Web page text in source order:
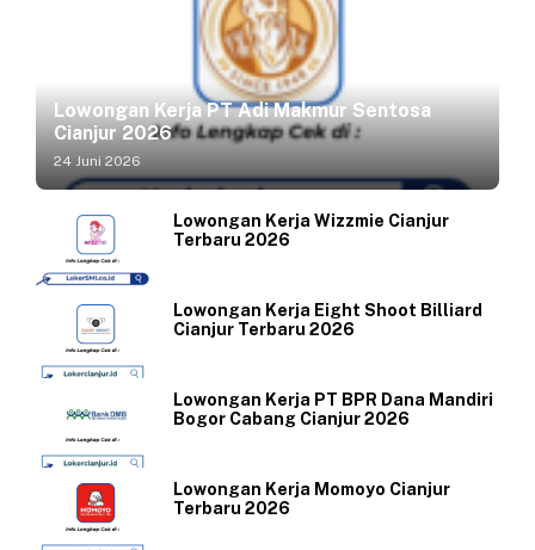
Lowongan Kerja PT Adi Makmur Sentosa
Cianjur 2026
24 Juni 2026
Lowongan Kerja Wizzmie Cianjur
Terbaru 2026
Lowongan Kerja Eight Shoot Billiard
Cianjur Terbaru 2026
Lowongan Kerja PT BPR Dana Mandiri
Bogor Cabang Cianjur 2026
Lowongan Kerja Momoyo Cianjur
Terbaru 2026